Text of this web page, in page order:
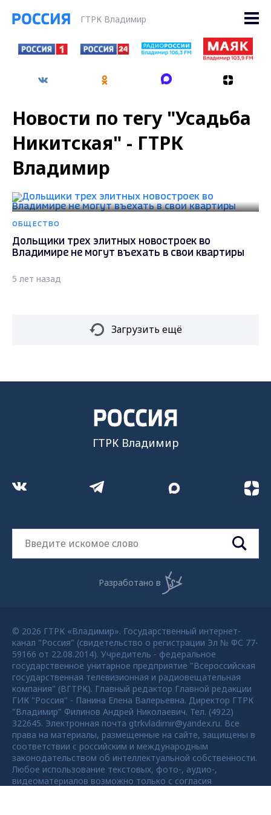
ГТРК Владимир
Новости по тегу "Усадьба
Никитская" - ГТРК
Владимир
ОБЩЕСТВО
Дольщики трех элитных новостроек во
Владимире не могут въехать в свои квартиры
5 лет назад
Загрузить ещё
ГТРК Владимир
Разработано в
© 2026 ГТРК «Владимир». Государственный интернет-
канал "Россия" (свидетельство о регистрации Эл № ФС 77-
59166 от 22.08.2014). Учредитель - федеральное
государственное унитарное предприятие "Всероссийская
государственная телевизионная и радиовещательная
компания" (ВГТРК). Главный редактор Главной редакции
ГИК "Россия" - Панина Елена Валерьевна. Директор ГТРК
"Владимир" Филинов Андрей Николаевич. Тел. (4922)
322645. Электронная почта gtrkvladimir@yandex.ru. Все
права на материалы, размещенные на сайте, защищены в
соответствии с российским и международным
законодательством об интеллектуальной собственности.
Любое использование текстовых, фото-, аудио-,
видеоматериалов возможно только с согласия